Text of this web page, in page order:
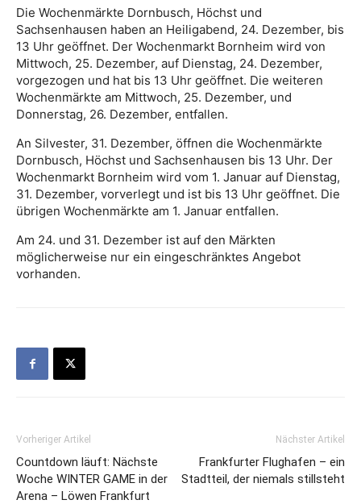
Die Wochenmärkte Dornbusch, Höchst und
Sachsenhausen haben an Heiligabend, 24. Dezember, bis
13 Uhr geöffnet. Der Wochenmarkt Bornheim wird von
Mittwoch, 25. Dezember, auf Dienstag, 24. Dezember,
vorgezogen und hat bis 13 Uhr geöffnet. Die weiteren
Wochenmärkte am Mittwoch, 25. Dezember, und
Donnerstag, 26. Dezember, entfallen.
An Silvester, 31. Dezember, öffnen die Wochenmärkte
Dornbusch, Höchst und Sachsenhausen bis 13 Uhr. Der
Wochenmarkt Bornheim wird vom 1. Januar auf Dienstag,
31. Dezember, vorverlegt und ist bis 13 Uhr geöffnet. Die
übrigen Wochenmärkte am 1. Januar entfallen.
Am 24. und 31. Dezember ist auf den Märkten
möglicherweise nur ein eingeschränktes Angebot
vorhanden.
Vorheriger Artikel
Countdown läuft: Nächste
Woche WINTER GAME in der
Arena – Löwen Frankfurt
Nächster Artikel
Frankfurter Flughafen – ein
Stadtteil, der niemals stillsteht